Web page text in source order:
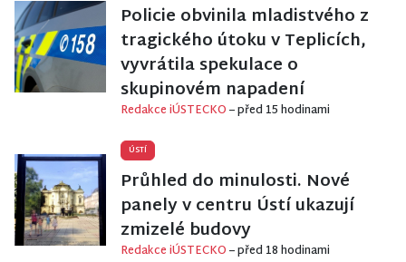
Policie obvinila mladistvého z
tragického útoku v Teplicích,
vyvrátila spekulace o
skupinovém napadení
Redakce iÚSTECKO– před 15 hodinami
ÚSTÍ
Průhled do minulosti. Nové
panely v centru Ústí ukazují
zmizelé budovy
Redakce iÚSTECKO– před 18 hodinami